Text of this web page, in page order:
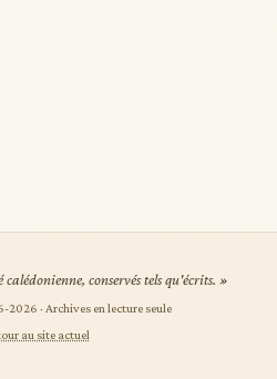
conservés tels qu'écrits. »
2026 · Archives en lecture seule
au site actuel